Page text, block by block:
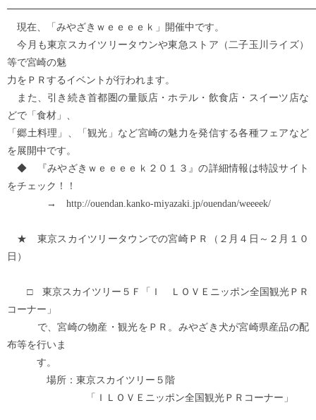
現在、「みやざきｗｅｅｅｅｋ」開催中です。
今月も東京スカイツリータウンや東急ストア（二子玉川ライズ）
等で宮崎の魅
力をＰＲするイベントが行われます。
また、引き続き首都圏の量販店・ホテル・飲食店・スイーツ店な
どで「食材」、
「郷土料理」、「観光」など宮崎の魅力を発信する各種フェアなど
を展開中です。
◆ 『みやざきｗｅｅｅｅｋ２０１３』の詳細情報は特設サイト
をチェック！！
→ http://ouendan.kanko-miyazaki.jp/ouendan/weeeek/
★ 東京スカイツリータウンでの宮崎ＰＲ（２月４日～２月１０
日）
□ 東京スカイツリー５Ｆ「Ｉ ＬＯＶＥニッポン全国観光ＰＲ
コーナー」
で、宮崎の物産・観光をＰＲ。みやざき犬が宮崎県産品の配
布等を行いま
す。
場所：東京スカイツリー５階
「ＩＬＯＶＥニッポン全国観光ＰＲコーナー」